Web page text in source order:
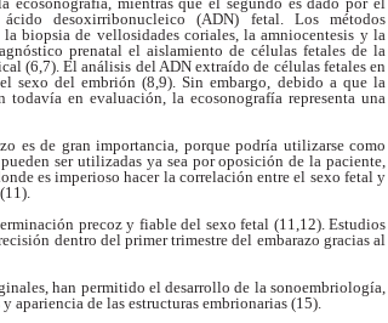
ácidodesoxirribonucleico (ADN) fetal. Los métodos
biopsia de vellosidades coriales, la amniocentesis y la
prenatal el aislamiento de célulasfetales de la
(6,7). El análisis del ADN extraído de células fetalesen
sexo del embrión(8,9). Sin embargo, debido a que la
todavía en evaluación, la ecosonografía representa una
es de granimportancia, porque podría utilizarse como
ser utilizadas ya sea por oposición de la paciente,
es imperioso hacer la correlación entreel sexo fetal y
precozy fiable del sexo fetal (11,12). Estudios
dentro del primertrimestre del embarazo gracias al
han permitido el desarrollo de la sonoembriología,
apariencia de lasestructuras embrionarias (15).